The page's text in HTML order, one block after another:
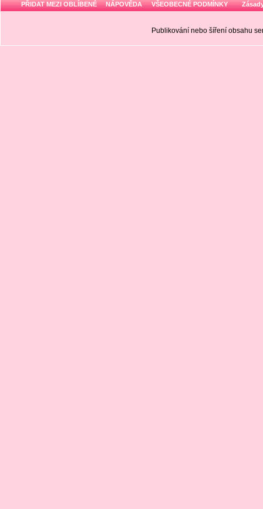
PŘIDAT MEZI OBLÍBENÉ NÁPOVĚDA VŠEOBECNÉ PODMÍNKY
Publikování nebo šíření obsahu